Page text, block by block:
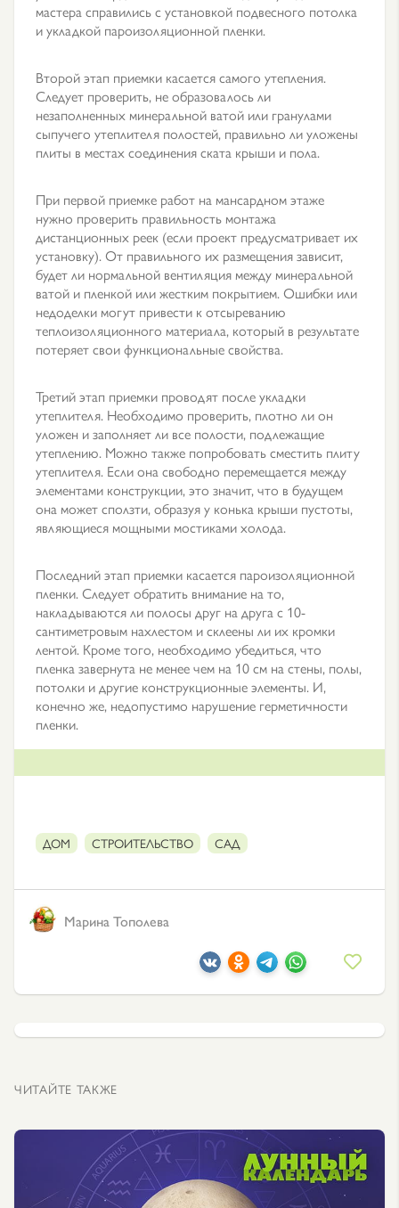
мастера справились с установкой подвесного потолка
и укладкой пароизоляционной пленки.
Второй этап приемки касается самого утепления.
Следует проверить, не образовалось ли
незаполненных минеральной ватой или гранулами
сыпучего утеплителя полостей, правильно ли уложены
плиты в местах соединения ската крыши и пола.
При первой приемке работ на мансардном этаже
нужно проверить правильность монтажа
дистанционных реек (если проект предусматривает их
установку). От правильного их размещения зависит,
будет ли нормальной вентиляция между минеральной
ватой и пленкой или жестким покрытием. Ошибки или
недоделки могут привести к отсыреванию
теплоизоляционного материала, который в результате
потеряет свои функциональные свойства.
Третий этап приемки проводят после укладки
утеплителя. Необходимо проверить, плотно ли он
уложен и заполняет ли все полости, подлежащие
утеплению. Можно также попробовать сместить плиту
утеплителя. Если она свободно перемещается между
элементами конструкции, это значит, что в будущем
она может сползти, образуя у конька крыши пустоты,
являющиеся мощными мостиками холода.
Последний этап приемки касается пароизоляционной
пленки. Следует обратить внимание на то,
накладываются ли полосы друг на друга с 10-
сантиметровым нахлестом и склеены ли их кромки
лентой. Кроме того, необходимо убедиться, что
пленка завернута не менее чем на 10 см на стены, полы,
потолки и другие конструкционные элементы. И,
конечно же, недопустимо нарушение герметичности
пленки.
ДОМ СТРОИТЕЛЬСТВО САД
Марина Тополева
ЧИТАЙТЕ ТАКЖЕ